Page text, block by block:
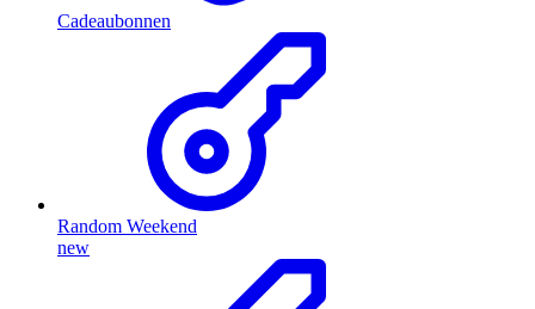
Cadeaubonnen
Random Weekend
new